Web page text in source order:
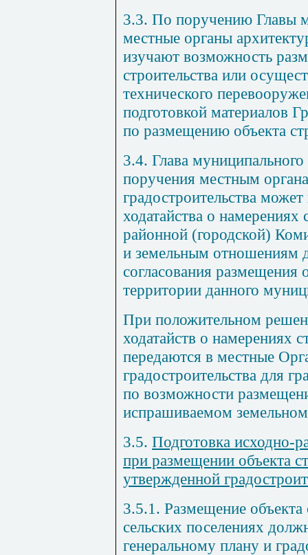
3.3. По поручению Главы
местные органы
изучают возможность
строительства или
технического
подготовкой материалов
по размещению объекта
3.4. Глава
поручения местным
градостроительства
ходатайства о
районной (городской)
и земельным отношениям
согласования размещения
территории данного
При положительном
ходатайств о намерениях
передаются в местные
градостроительства для
по возможности
испрашиваемом земельном
3.5. Подготовка исходно-
при размещении объекта
утвержденной
3.5.1. Размещение объекта
сельских поселениях
генеральному плану и